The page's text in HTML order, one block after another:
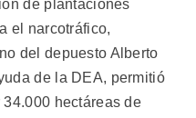
de plantaciones
el narcotráfico,
del depuesto Alberto
de la DEA, permitió
hectáreas de